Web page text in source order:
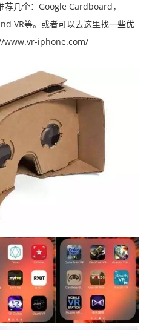
几个：Google Cardboard，
VR等。或者可以去这里找一些优
www.vr-iphone.com/